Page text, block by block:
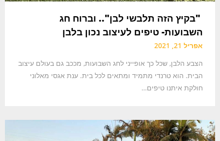
"בקיץ הזה תלבשי לבן".. וברוח חג
השבועות- טיפים לעיצוב נכון בלבן
אפריל 21, 2021
הצבע הלבן, שכל כך אופייני לחג השבועות, מככב גם בעולם עיצוב
הבית. הוא טרנדי מתמיד ומתאים לכל בית. ענת אגסי מאלוני
חולקת איתנו טיפים…